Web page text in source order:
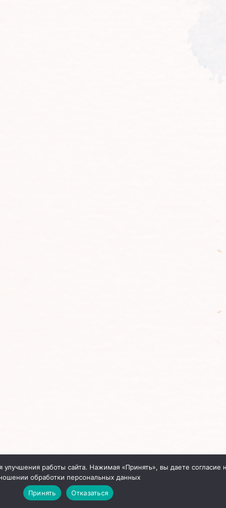
Сайт созданInterDIZ
работы сайта. Нажимая «Принять», вы даете согласие
обработки персональных данных
Принять
Отказаться